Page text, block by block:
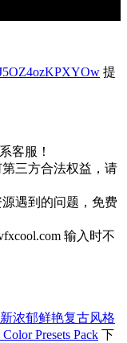
提
客服！
三方合法权益，请
遇到的问题，免费
输入时不
浓郁鲜艳复古风格
Presets Pack 下